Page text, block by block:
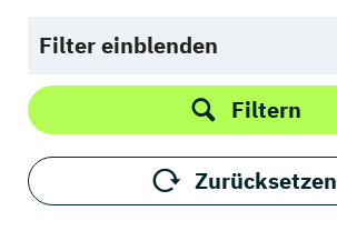
Filter einblenden
Filtern
Zurücksetzen